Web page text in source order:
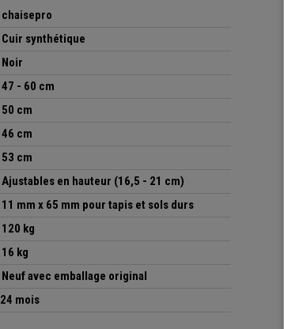
chaisepro
Cuir synthétique
Noir
47 - 60 cm
50 cm
46 cm
53 cm
Ajustables en hauteur (16,5 - 21 cm)
11 mm x 65 mm pour tapis et sols durs
120 kg
16 kg
Neuf avec emballage original
24 mois